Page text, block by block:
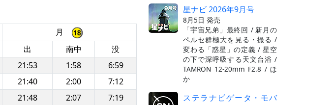
月
出 南中
没
21:53 1:58
6:59
21:40 2:00
7:12
21:48 2:07
7:19
星ナビ 2026年9月号
8月5日 発売
「宇宙兄弟」最終回 / 新月の
ペルセ群極大を見る・撮る /
変わる「惑星」の定義 / 星空
の下で深呼吸する天文台浴 /
TAMRON 12-20mm F2.8 / ほ
か
ステラナビゲータ・モバ